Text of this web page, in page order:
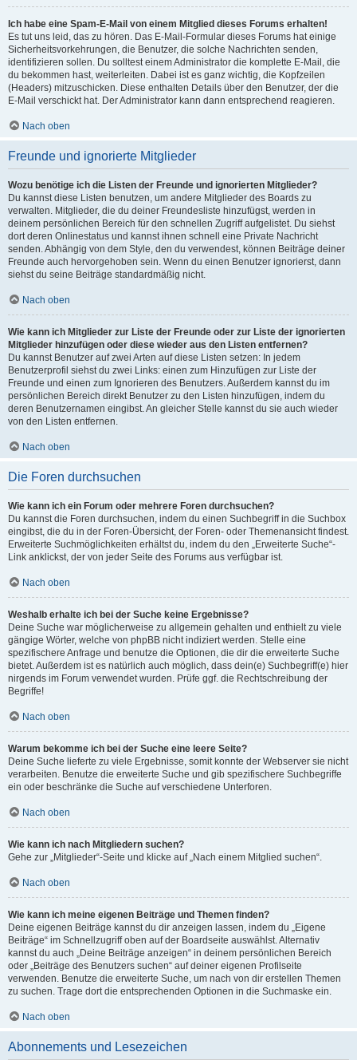
Ich habe eine Spam-E-Mail von einem Mitglied dieses Forums erhalten!
Es tut uns leid, das zu hören. Das E-Mail-Formular dieses Forums hat einige
Sicherheitsvorkehrungen, die Benutzer, die solche Nachrichten senden,
identifizieren sollen. Du solltest einem Administrator die komplette E-Mail, die
du bekommen hast, weiterleiten. Dabei ist es ganz wichtig, die Kopfzeilen
(Headers) mitzuschicken. Diese enthalten Details über den Benutzer, der die
E-Mail verschickt hat. Der Administrator kann dann entsprechend reagieren.
Nach oben
Freunde und ignorierte Mitglieder
Wozu benötige ich die Listen der Freunde und ignorierten Mitglieder?
Du kannst diese Listen benutzen, um andere Mitglieder des Boards zu
verwalten. Mitglieder, die du deiner Freundesliste hinzufügst, werden in
deinem persönlichen Bereich für den schnellen Zugriff aufgelistet. Du siehst
dort deren Onlinestatus und kannst ihnen schnell eine Private Nachricht
senden. Abhängig von dem Style, den du verwendest, können Beiträge deiner
Freunde auch hervorgehoben sein. Wenn du einen Benutzer ignorierst, dann
siehst du seine Beiträge standardmäßig nicht.
Nach oben
Wie kann ich Mitglieder zur Liste der Freunde oder zur Liste der ignorierten
Mitglieder hinzufügen oder diese wieder aus den Listen entfernen?
Du kannst Benutzer auf zwei Arten auf diese Listen setzen: In jedem
Benutzerprofil siehst du zwei Links: einen zum Hinzufügen zur Liste der
Freunde und einen zum Ignorieren des Benutzers. Außerdem kannst du im
persönlichen Bereich direkt Benutzer zu den Listen hinzufügen, indem du
deren Benutzernamen eingibst. An gleicher Stelle kannst du sie auch wieder
von den Listen entfernen.
Nach oben
Die Foren durchsuchen
Wie kann ich ein Forum oder mehrere Foren durchsuchen?
Du kannst die Foren durchsuchen, indem du einen Suchbegriff in die Suchbox
eingibst, die du in der Foren-Übersicht, der Foren- oder Themenansicht findest.
Erweiterte Suchmöglichkeiten erhältst du, indem du den „Erweiterte Suche“-
Link anklickst, der von jeder Seite des Forums aus verfügbar ist.
Nach oben
Weshalb erhalte ich bei der Suche keine Ergebnisse?
Deine Suche war möglicherweise zu allgemein gehalten und enthielt zu viele
gängige Wörter, welche von phpBB nicht indiziert werden. Stelle eine
spezifischere Anfrage und benutze die Optionen, die dir die erweiterte Suche
bietet. Außerdem ist es natürlich auch möglich, dass dein(e) Suchbegriff(e) hier
nirgends im Forum verwendet wurden. Prüfe ggf. die Rechtschreibung der
Begriffe!
Nach oben
Warum bekomme ich bei der Suche eine leere Seite?
Deine Suche lieferte zu viele Ergebnisse, somit konnte der Webserver sie nicht
verarbeiten. Benutze die erweiterte Suche und gib spezifischere Suchbegriffe
ein oder beschränke die Suche auf verschiedene Unterforen.
Nach oben
Wie kann ich nach Mitgliedern suchen?
Gehe zur „Mitglieder“-Seite und klicke auf „Nach einem Mitglied suchen“.
Nach oben
Wie kann ich meine eigenen Beiträge und Themen finden?
Deine eigenen Beiträge kannst du dir anzeigen lassen, indem du „Eigene
Beiträge“ im Schnellzugriff oben auf der Boardseite auswählst. Alternativ
kannst du auch „Deine Beiträge anzeigen“ in deinem persönlichen Bereich
oder „Beiträge des Benutzers suchen“ auf deiner eigenen Profilseite
verwenden. Benutze die erweiterte Suche, um nach von dir erstellen Themen
zu suchen. Trage dort die entsprechenden Optionen in die Suchmaske ein.
Nach oben
Abonnements und Lesezeichen